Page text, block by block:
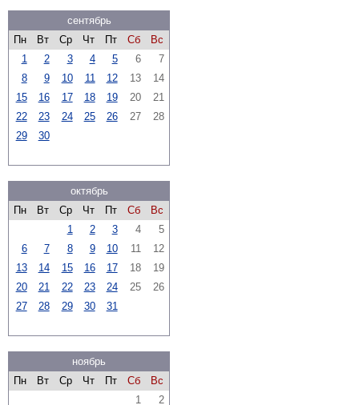
сентябрь
Пн
Вт Ср Чт Пт Сб
Вс
1
2 3 4 5 6
7
8
9 10 11 12 13
14
15
16 17 18 19 20
21
22
23 24 25 26 27
28
29
30
октябрь
Пн
Вт Ср Чт Пт Сб
Вс
1
2 3 4
5
6
7 8 9 10 11
12
13
14 15 16 17 18
19
20
21 22 23 24 25
26
27
28 29 30 31
ноябрь
Пн
Вт Ср Чт Пт Сб
Вс
1
2